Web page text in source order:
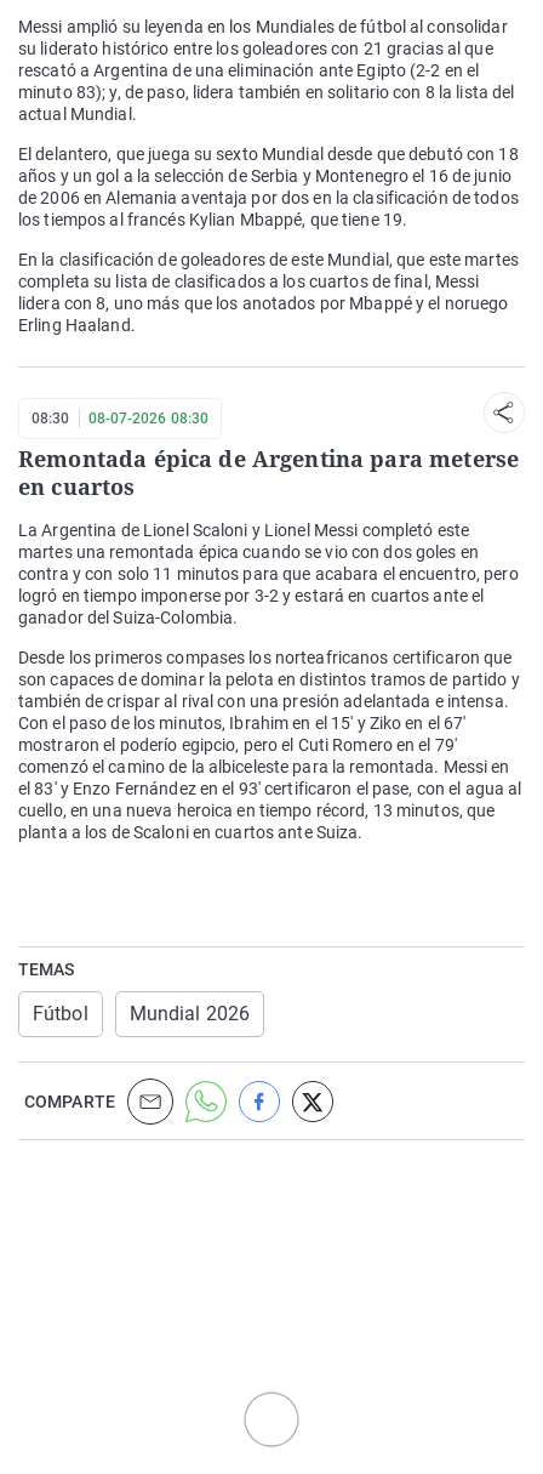
Messi amplió su leyenda en los Mundiales de fútbol al consolidar
su liderato histórico entre los goleadores con 21 gracias al que
rescató a Argentina de una eliminación ante Egipto (2-2 en el
minuto 83); y, de paso, lidera también en solitario con 8 la lista del
actual Mundial.
El delantero, que juega su sexto Mundial desde que debutó con 18
años y un gol a la selección de Serbia y Montenegro el 16 de junio
de 2006 en Alemania aventaja por dos en la clasificación de todos
los tiempos al francés Kylian Mbappé, que tiene 19.
En la clasificación de goleadores de este Mundial, que este martes
completa su lista de clasificados a los cuartos de final, Messi
lidera con 8, uno más que los anotados por Mbappé y el noruego
Erling Haaland.
08:30 08-07-2026 08:30
Remontada épica de Argentina para meterse
en cuartos
La Argentina de Lionel Scaloni y Lionel Messi completó este
martes una remontada épica cuando se vio con dos goles en
contra y con solo 11 minutos para que acabara el encuentro, pero
logró en tiempo imponerse por 3-2 y estará en cuartos ante el
ganador del Suiza-Colombia.
Desde los primeros compases los norteafricanos certificaron que
son capaces de dominar la pelota en distintos tramos de partido y
también de crispar al rival con una presión adelantada e intensa.
Con el paso de los minutos, Ibrahim en el 15' y Ziko en el 67'
mostraron el poderío egipcio, pero el Cuti Romero en el 79'
comenzó el camino de la albiceleste para la remontada. Messi en
el 83' y Enzo Fernández en el 93' certificaron el pase, con el agua al
cuello, en una nueva heroica en tiempo récord, 13 minutos, que
planta a los de Scaloni en cuartos ante Suiza.
TEMAS
Fútbol Mundial 2026
COMPARTE